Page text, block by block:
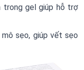
trong gel giúp hỗ trợ
sẹo, giúp vết sẹo